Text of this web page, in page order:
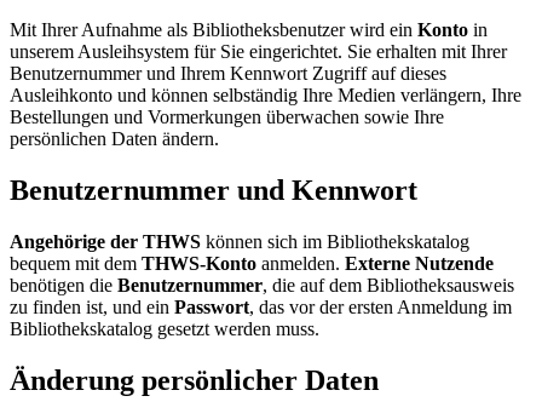
Mit Ihrer Aufnahme als Bibliotheksbenutzer wird ein Konto in
unserem Ausleihsystem für Sie eingerichtet. Sie erhalten mit Ihrer
Benutzernummer und Ihrem Kennwort Zugriff auf dieses
Ausleihkonto und können selbständig Ihre Medien verlängern, Ihre
Bestellungen und Vormerkungen überwachen sowie Ihre
persönlichen Daten ändern.
Benutzernummer und Kennwort
Angehörige der THWS können sich im Bibliothekskatalog
bequem mit dem THWS-Konto anmelden. Externe Nutzende
benötigen die Benutzernummer, die auf dem Bibliotheksausweis
zu finden ist, und ein Passwort, das vor der ersten Anmeldung im
Bibliothekskatalog gesetzt werden muss.
Änderung persönlicher Daten